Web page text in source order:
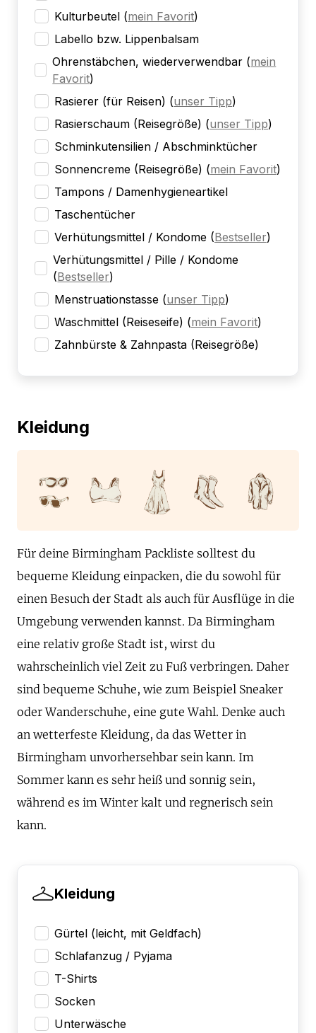
Kulturbeutel (mein Favorit)
Labello bzw. Lippenbalsam
Ohrenstäbchen, wiederverwendbar (mein
Favorit)
Rasierer (für Reisen) (unser Tipp)
Rasierschaum (Reisegröße) (unser Tipp)
Schminkutensilien / Abschminktücher
Sonnencreme (Reisegröße) (mein Favorit)
Tampons / Damenhygieneartikel
Taschentücher
Verhütungsmittel / Kondome (Bestseller)
Verhütungsmittel / Pille / Kondome
(Bestseller)
Menstruationstasse (unser Tipp)
Waschmittel (Reiseseife) (mein Favorit)
Zahnbürste & Zahnpasta (Reisegröße)
Kleidung
Für deine Birmingham Packliste solltest du
bequeme Kleidung einpacken, die du sowohl für
einen Besuch der Stadt als auch für Ausflüge in die
Umgebung verwenden kannst. Da Birmingham
eine relativ große Stadt ist, wirst du
wahrscheinlich viel Zeit zu Fuß verbringen. Daher
sind bequeme Schuhe, wie zum Beispiel Sneaker
oder Wanderschuhe, eine gute Wahl. Denke auch
an wetterfeste Kleidung, da das Wetter in
Birmingham unvorhersehbar sein kann. Im
Sommer kann es sehr heiß und sonnig sein,
während es im Winter kalt und regnerisch sein
kann.
Kleidung
Gürtel (leicht, mit Geldfach)
Schlafanzug / Pyjama
T-Shirts
Socken
Unterwäsche